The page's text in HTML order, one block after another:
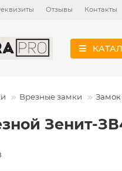
Отзывы Контакты
Врезные замки Замок
Зенит-